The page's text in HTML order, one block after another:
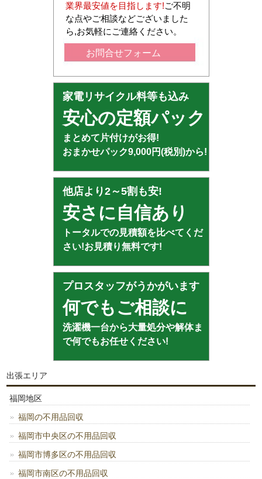
業界最安値を目指します!ご不明
な点やご相談などございました
ら,お気軽にご連絡ください。
お問合せフォーム
家電リサイクル料等も込み
安心の定額パック
まとめて片付けがお得!
おまかせパック9,000円(税別)から!
他店より2～5割も安!
安さに自信あり
トータルでの見積額を比べてくだ
さい!お見積り無料です!
プロスタッフがうかがいます
何でもご相談に
洗濯機一台から大量処分や解体ま
で何でもお任せください!
出張エリア
福岡地区
福岡の不用品回収
福岡市中央区の不用品回収
福岡市博多区の不用品回収
福岡市南区の不用品回収